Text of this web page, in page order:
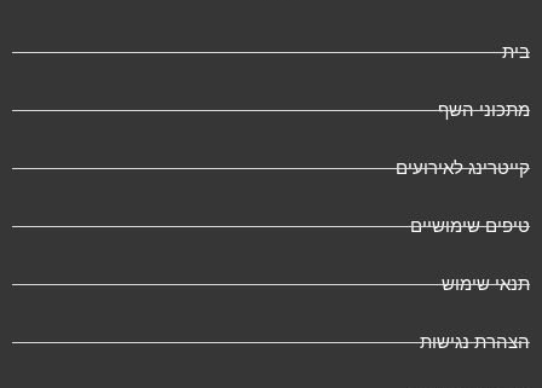
בית
מתכוני השף
קייטרינג לאירועים
טיפים שימושיים
תנאי שימוש
הצהרת נגישות